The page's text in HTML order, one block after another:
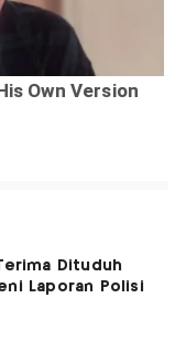
Dituduh
Laporan Polisi